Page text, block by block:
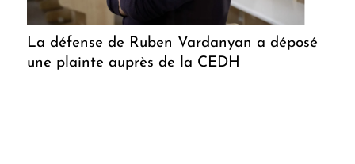
La défense de Ruben Vardanyan a déposé
une plainte auprès de la CEDH